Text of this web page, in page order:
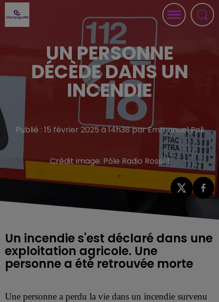
UN PERSONNE
DÉCÈDE DANS UN
INCENDIE
Publié : 15 février 2025 à 14h38 par Emmanuel Poli
Crédit image: Pôle Radio Rossel
Un incendie s'est déclaré dans une
exploitation agricole. Une
personne a été retrouvée morte
Une personne a perdu la vie dans un incendie survenu